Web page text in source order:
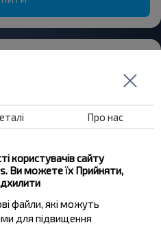
Про нас
користувачів сайту
Ви можете їх Прийняти,
файли, які можуть
для підвищення